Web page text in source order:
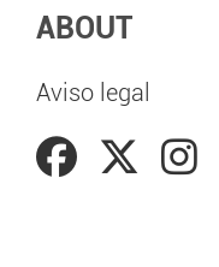
ABOUT
Aviso legal